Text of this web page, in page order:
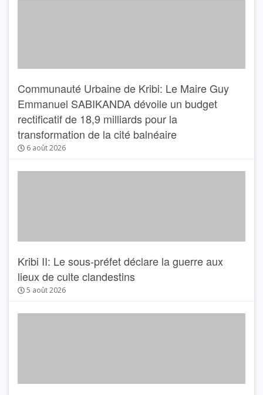
Communauté Urbaine de Kribi: Le Maire Guy
Emmanuel SABIKANDA dévoile un budget
rectificatif de 18,9 milliards pour la
transformation de la cité balnéaire
6 août 2026
Kribi II: Le sous-préfet déclare la guerre aux
lieux de culte clandestins
5 août 2026